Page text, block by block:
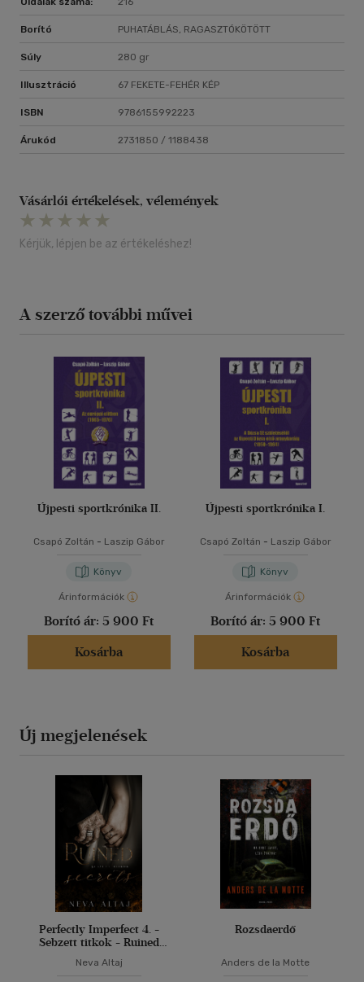
Borító PUHATÁBLÁS, RAGASZTÓKÖTÖTT
Súly 280 gr
Illusztráció 67 FEKETE-FEHÉR KÉP
ISBN 9786155992223
Árukód 2731850 / 1188438
Vásárlói értékelések, vélemények
Kérjük, lépjen be az értékeléshez!
A szerző további művei
Újpesti sportkrónika II.
Csapó Zoltán - Laszip Gábor
Könyv
Árinformációk
Borító ár: 5 900 Ft
Kosárba
Újpesti sportkrónika I.
Csapó Zoltán - Laszip Gábor
Könyv
Árinformációk
Borító ár: 5 900 Ft
Kosárba
Új megjelenések
Perfectly Imperfect 4. -
Sebzett titkok - Ruined
Neva Altaj
Rozsdaerdő
Anders de la Motte